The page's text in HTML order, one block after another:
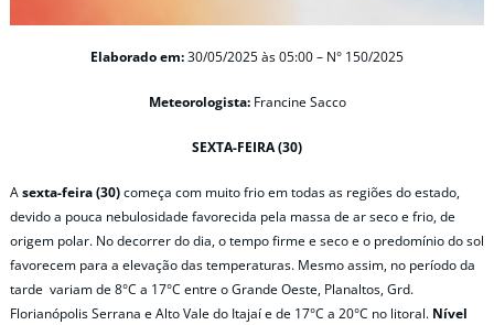
Elaborado em:30/05/2025 às 05:00 – N° 150/2025
Meteorologista: Francine Sacco
SEXTA-FEIRA (30)
Asexta-feira (30)começa com muito frio em todas as regiões do estado,
devido a pouca nebulosidade favorecida pela massa de ar seco e frio, de
origem polar. No decorrer do dia, o tempo firme e seco e o predomínio do sol
favorecem para a elevação das temperaturas. Mesmo assim, no período da
tarde variam de 8°C a 17°C entre o Grande Oeste, Planaltos, Grd.
Florianópolis Serrana e Alto Vale do Itajaí e de 17°C a 20°C no litoral. Nível